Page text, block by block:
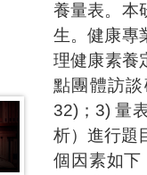
養量表。本
生。健康專
理健康素養
點團體訪
32)；3) 量
析）進行題
個因素如下